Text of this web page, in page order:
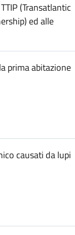
(Transatlantic
ed alle
prima abitazione
causati da lupi